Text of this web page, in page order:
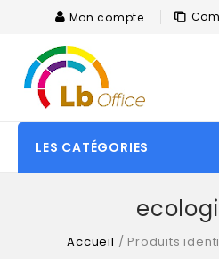
Mon compte
LES CATÉGORIES
Accueil / Produits